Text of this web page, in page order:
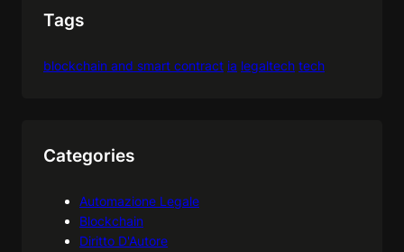
Tags
blockchain and smart contract ia legaltech tech
Categories
Automazione Legale
Blockchain
Diritto D'Autore